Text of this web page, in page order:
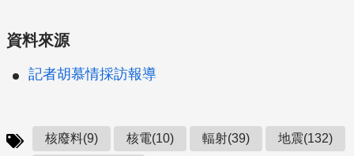
資料來源
記者胡慕情採訪報導
核廢料(9) 核電(10) 輻射(39) 地震(132)